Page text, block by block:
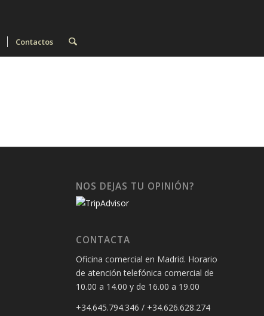
Contactos
NOS DEJAS TU OPINIÓN?
CONTACTA
Oficina comercial en Madrid. Horario
de atención telefónica comercial de
10.00 a 14.00 y de 16.00 a 19.00
+34.645.794.346 / +34.626.628.274